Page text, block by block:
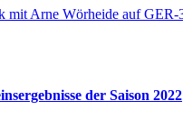
der Saison 2022